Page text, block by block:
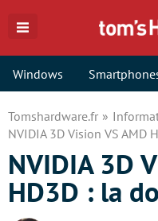
Windows
Tomshardware.fr
NVIDIA 3D Vision VS AMD
NVIDIA 3D
HD3D : la